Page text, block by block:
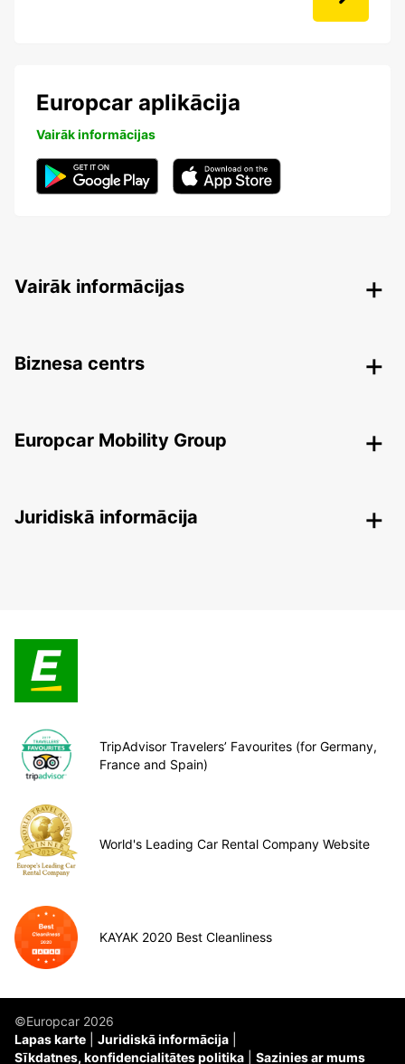
Europcar aplikācija
Vairāk informācijas
Vairāk informācijas
Biznesa centrs
Europcar Mobility Group
Juridiskā informācija
TripAdvisor Travelers’ Favourites (for Germany,
France and Spain)
World's Leading Car Rental Company Website
KAYAK 2020 Best Cleanliness
©Europcar 2026
Lapas karte
Juridiskā informācija
Sīkdatnes, konfidencialitātes politika
Sazinies ar mums